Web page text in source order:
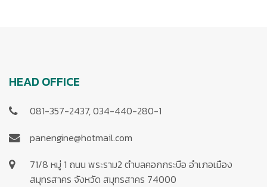
HEAD OFFICE
081-357-2437, 034-440-280-1
panengine@hotmail.com
71/8 หมู่ 1 ถนน พระราม2 ตำบลคอกกระบือ อำเภอเมือง
สมุทรสาคร จังหวัด สมุทรสาคร 74000